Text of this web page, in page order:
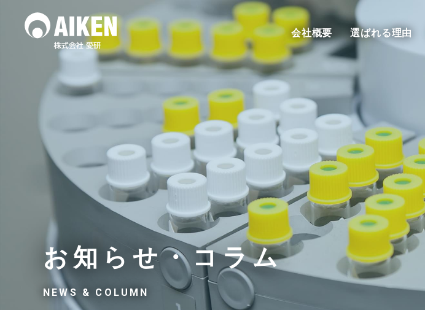
会社概要 選ばれる理由
水質調査 土壌汚染調査
作業環境測定 アスベスト調査
お知らせ・コラム
NEWS & COLUMN